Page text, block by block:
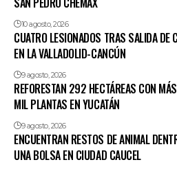
10 agosto, 2026
CUATRO LESIONADOS TRAS SALIDA DE
EN LA VALLADOLID-CANCÚN
9 agosto, 2026
REFORESTAN 292 HECTÁREAS CON
MIL PLANTAS EN YUCATÁN
9 agosto, 2026
ENCUENTRAN RESTOS DE ANIMAL
UNA BOLSA EN CIUDAD CAUCEL